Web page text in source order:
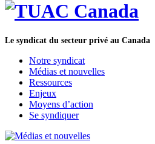
Le syndicat du secteur privé au Canada
Notre syndicat
Médias et nouvelles
Ressources
Enjeux
Moyens d’action
Se syndiquer